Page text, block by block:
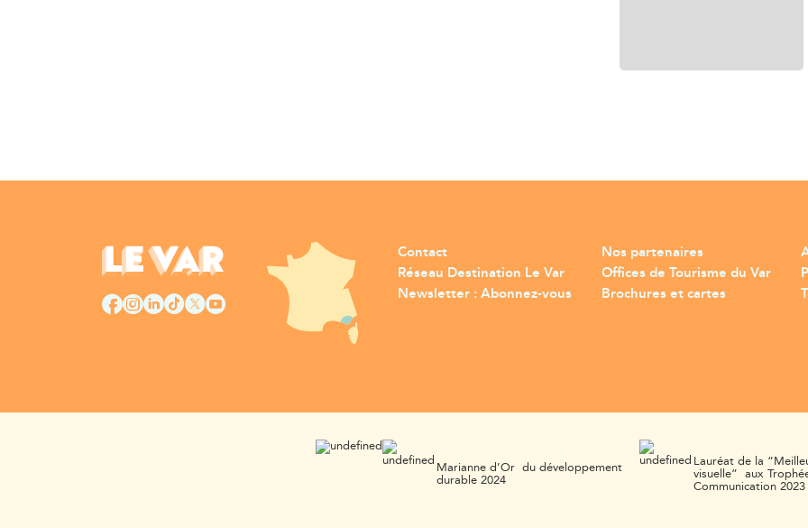
Contact
Réseau Destination Le Var
Newsletter : Abonnez-vous
Nos partenaires
Offices de Tourisme du Var
Brochures et cartes
Marianne d’Or du développement
durable 2024
Lauréat de la
visuelle” aux
Communication 2023